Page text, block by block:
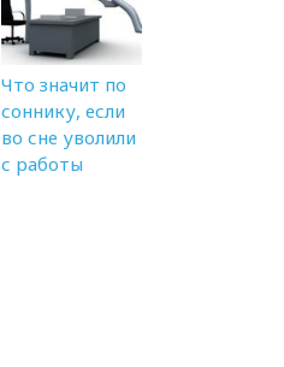
Что значит по
соннику, если
во сне уволили
с работы